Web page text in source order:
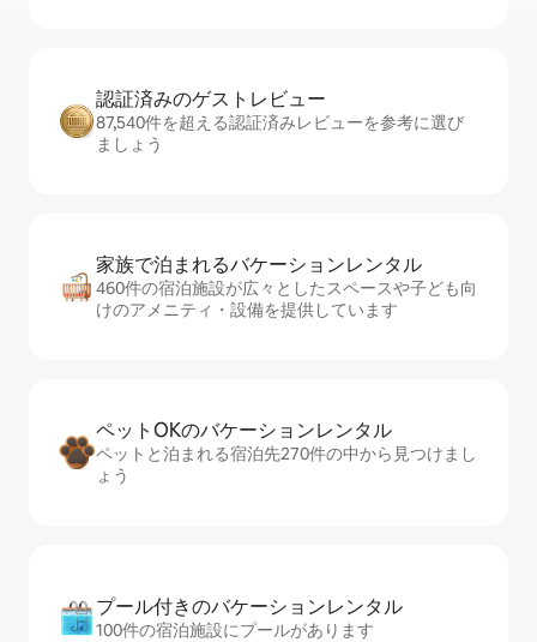
認証済みのゲ⁠ス⁠ト⁠レ⁠ビ⁠ュ⁠ー
87,540件を超える認証済みレビューを参考に選び
ましょう
家族で泊まれるバ⁠ケ⁠ー⁠シ⁠ョ⁠ンレ⁠ン⁠タ⁠ル
460件の宿泊施設が広々としたスペースや子ども向
けのアメニティ・設備を提供しています
ペットOKのバ⁠ケ⁠ー⁠シ⁠ョ⁠ンレ⁠ン⁠タ⁠ル
ペットと泊まれる宿泊先270件の中から見つけまし
ょう
プール付きのバ⁠ケ⁠ー⁠シ⁠ョ⁠ンレ⁠ン⁠タ⁠ル
100件の宿泊施設にプールがあります